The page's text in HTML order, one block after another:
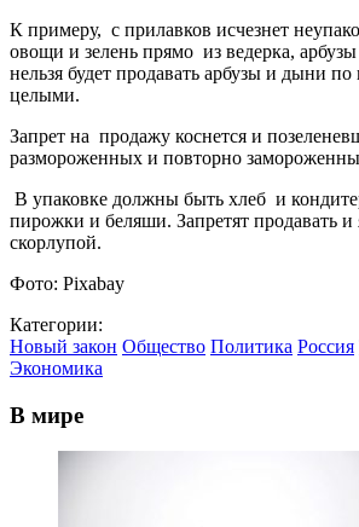
К примеру, с прилавков исчезнет
овощи и зелень прямо из ведерка,
нельзя будет продавать арбузы и дыни
целыми.
Запрет на продажу коснется и
размороженных и повторно
В упаковке должны быть хлеб и
пирожки и беляши. Запретят продавать и
скорлупой.
Фото: Pixabay
Категории:
Новый закон Общество Политика Россия
Экономика
В мире